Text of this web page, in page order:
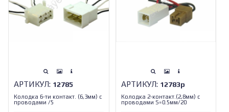
АРТИКУЛ: 12785
Колодка 6-ти контакт. (6,3мм) с
проводами /5
АРТИКУЛ: 12783р
Колодка 2-контакт.(2,8мм) с
проводами S=0.5мм/20